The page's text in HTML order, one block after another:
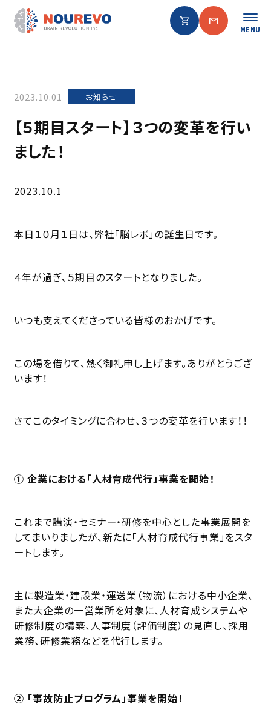
MENU
2023.10.01 お知らせ
【５期目スタート】３つの変革を行い
ました！
2023.10.1
本日１０月１日は、弊社「脳レボ」の誕生日です。
４年が過ぎ、５期目のスタートとなりました。
いつも支えてくださっている皆様のおかげです。
この場を借りて、熱く御礼申し上げます。ありがとうござ
います！
さてこのタイミングに合わせ、３つの変革を行います！！
① 企業における「人材育成代行」事業を開始！
これまで講演・セミナー・研修を中心とした事業展開を
してまいりましたが、新たに「人材育成代行事業」をスタ
ートします。
主に製造業・建設業・運送業（物流）における中小企業、
また大企業の一営業所を対象に、人材育成システムや
研修制度の構築、人事制度（評価制度）の見直し、採用
業務、研修業務などを代行します。
② 「事故防止プログラム」事業を開始！